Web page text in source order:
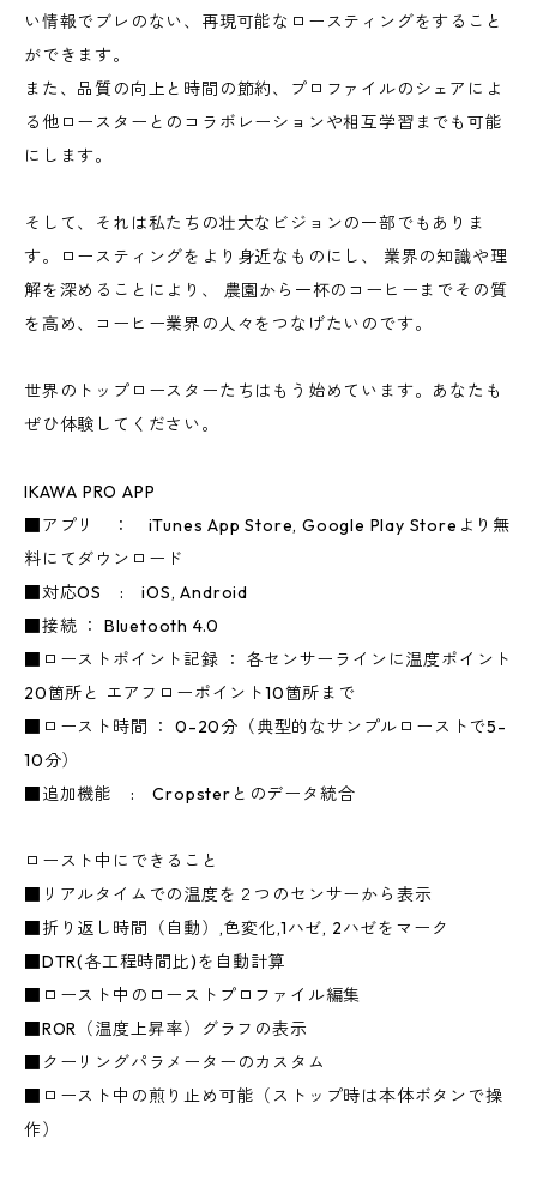
い情報でブレのない、再現可能なロースティングをすること
ができます。
また、品質の向上と時間の節約、プロファイルのシェアによ
る他ロースターとのコラボレーションや相互学習までも可能
にします。
そして、それは私たちの壮大なビジョンの一部でもありま
す。ロースティングをより身近なものにし、 業界の知識や理
解を深めることにより、 農園から一杯のコーヒーまでその質
を高め、コーヒー業界の人々をつなげたいのです。
世界のトップロースターたちはもう始めています。あなたも
ぜひ体験してください。
IKAWA PRO APP
■アプリ ： iTunes App Store, Google Play Storeより無
料にてダウンロード
■対応OS : iOS, Android
■接続 ： Bluetooth 4.0
■ローストポイント記録 ： 各センサーラインに温度ポイント
20箇所と エアフローポイント10箇所まで
■ロースト時間 ： 0-20分（典型的なサンプルローストで5-
10分）
■追加機能 : Cropsterとのデータ統合
ロースト中にできること
■リアルタイムでの温度を２つのセンサーから表示
■折り返し時間（自動）,色変化,1ハゼ, 2ハゼをマーク
■DTR(各工程時間比)を自動計算
■ロースト中のローストプロファイル編集
■ROR（温度上昇率）グラフの表示
■クーリングパラメーターのカスタム
■ロースト中の煎り止め可能（ストップ時は本体ボタンで操
作）